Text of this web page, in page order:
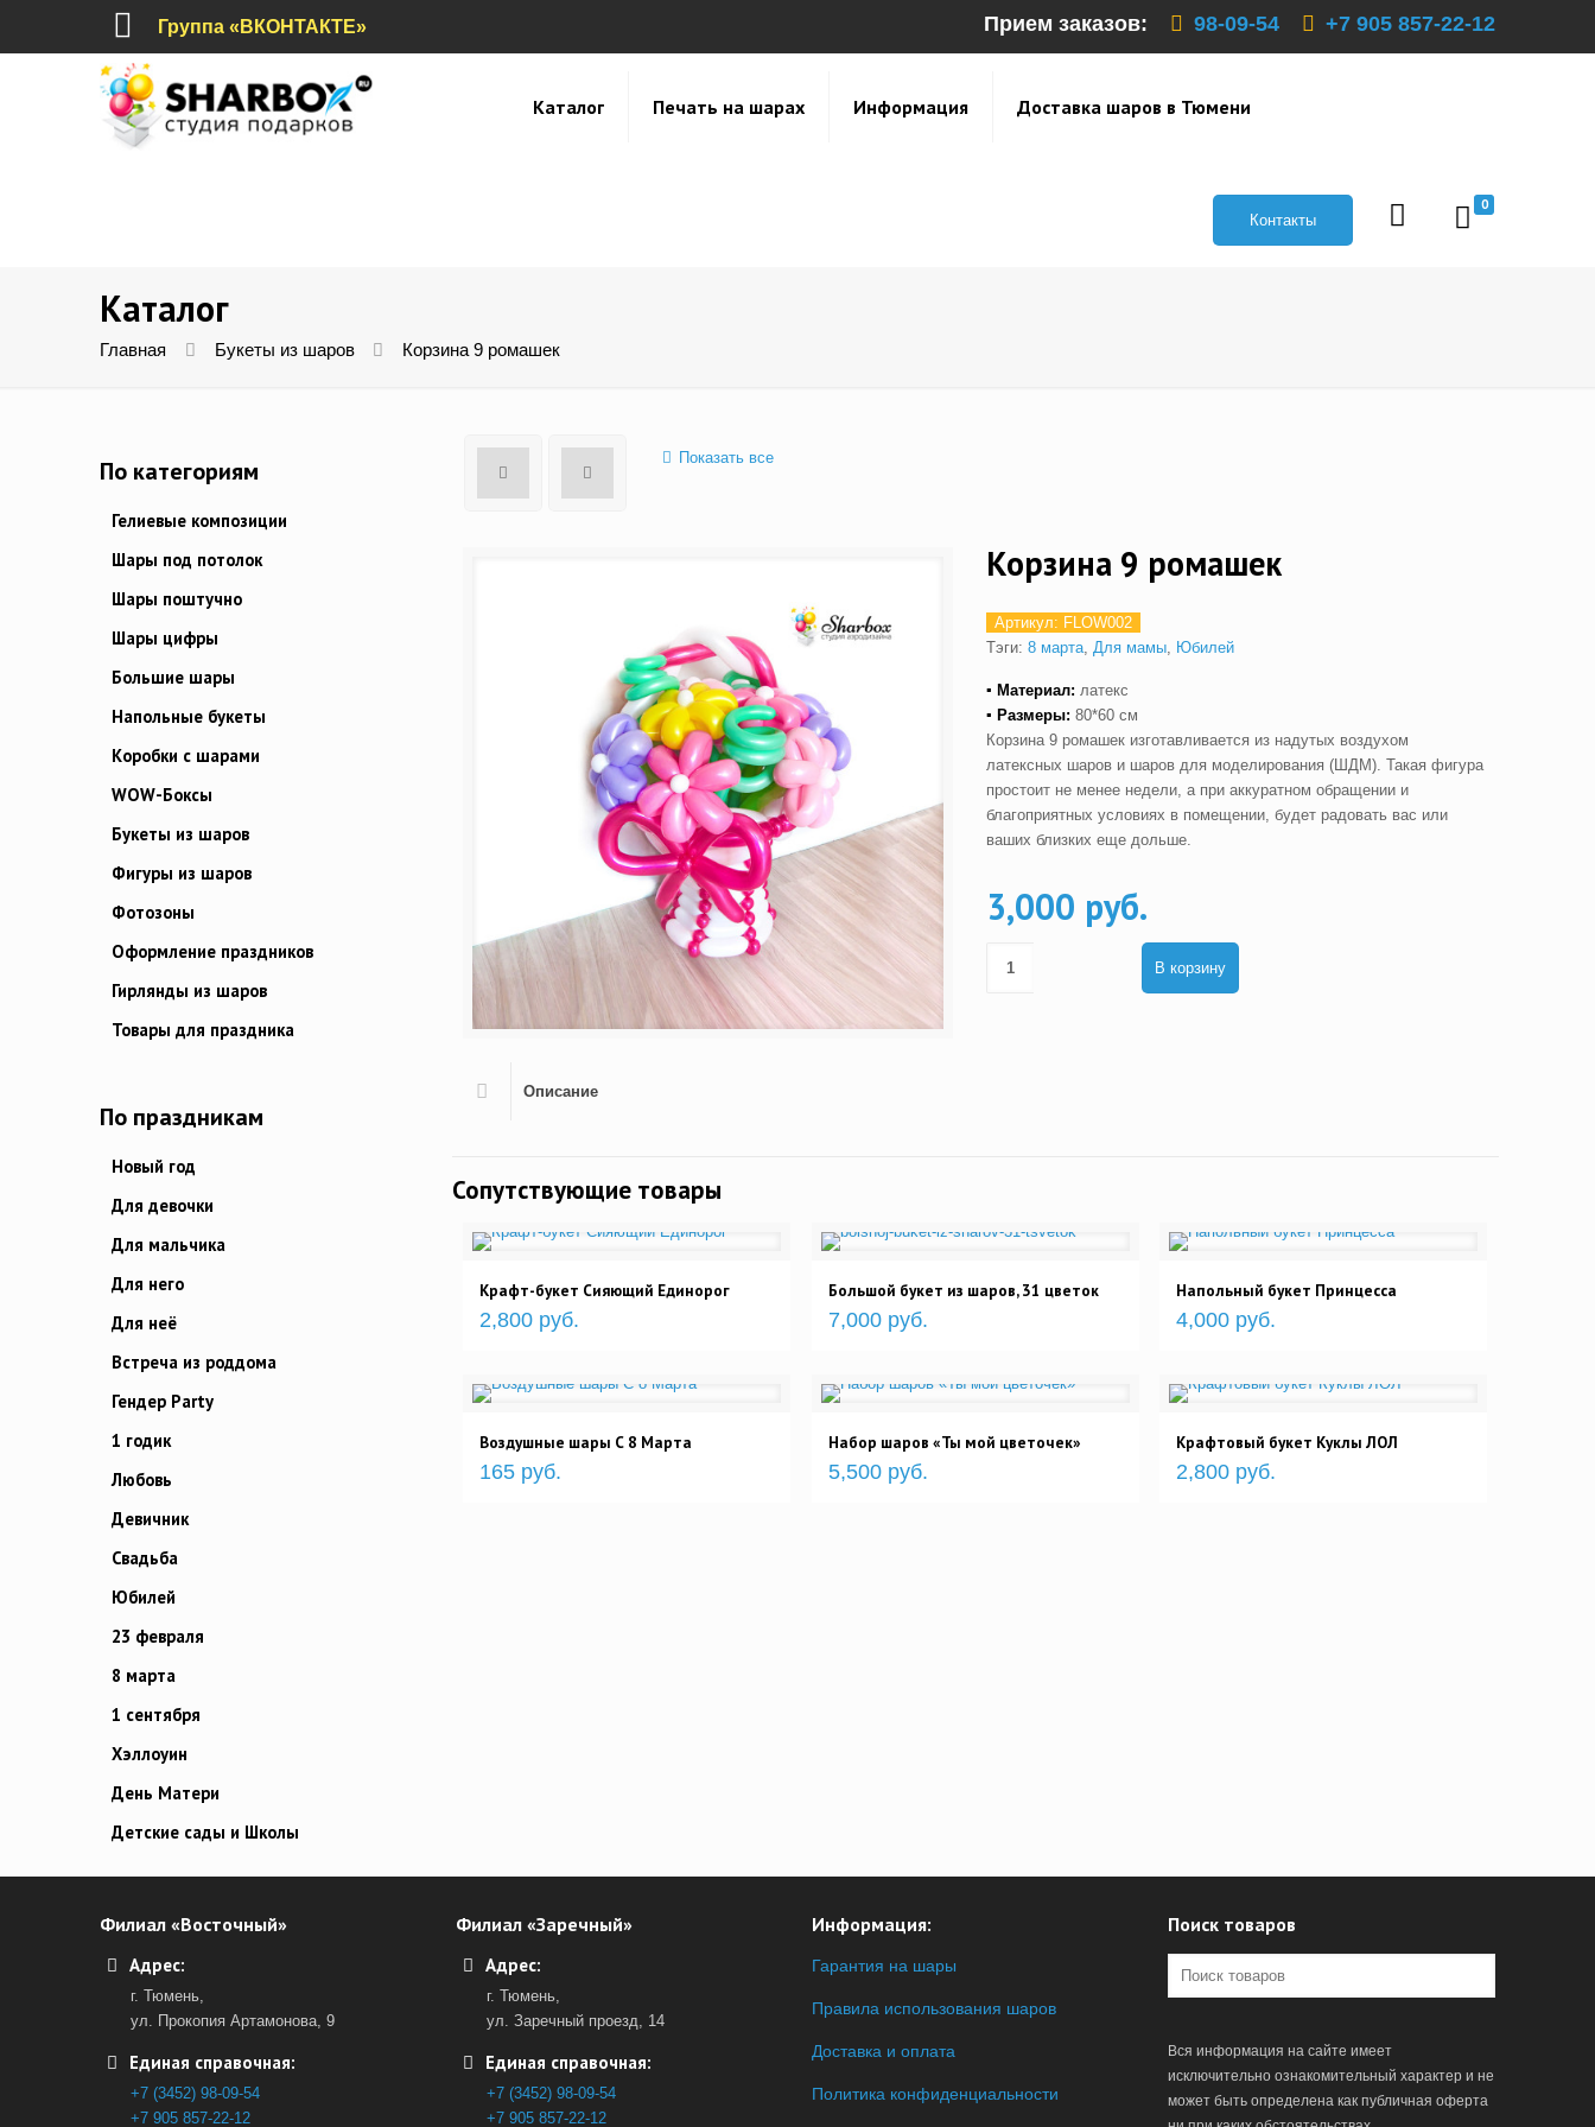
Прием заказов: 98-09-54 +7 905 857-22-12
Группа «ВКОНТАКТЕ»
Каталог Печать на шарах Информация Доставка шаров в Тюмени
0
Контакты
Каталог
Главная Букеты из шаров Корзина 9 ромашек
Показать все
Корзина 9 ромашек
Артикул: FLOW002
Тэги: 8 марта, Для мамы, Юбилей
▪ Материал: латекс
▪ Размеры: 80*60 см
Корзина 9 ромашек изготавливается из надутых воздухом
латексных шаров и шаров для моделирования (ШДМ). Такая фигура
простоит не менее недели, а при аккуратном обращении и
благоприятных условиях в помещении, будет радовать вас или
ваших близких еще дольше.
3,000 руб.
В корзину
Описание
Сопутствующие товары
Крафт-букет Сияющий Единорог
2,800 руб.
Большой букет из шаров, 31 цветок
7,000 руб.
Напольный букет Принцесса
4,000 руб.
Воздушные шары С 8 Марта
165 руб.
Набор шаров «Ты мой цветочек»
5,500 руб.
Крафтовый букет Куклы ЛОЛ
2,800 руб.
По категориям
Гелиевые композиции
Шары под потолок
Шары поштучно
Шары цифры
Большие шары
Напольные букеты
Коробки с шарами
WOW-Боксы
Букеты из шаров
Фигуры из шаров
Фотозоны
Оформление праздников
Гирлянды из шаров
Товары для праздника
По праздникам
Новый год
Для девочки
Для мальчика
Для него
Для неё
Встреча из роддома
Гендер Party
1 годик
Любовь
Девичник
Свадьба
Юбилей
23 февраля
8 марта
1 сентября
Хэллоуин
День Матери
Детские сады и Школы
Филиал «Восточный»
Адрес:
г. Тюмень,
ул. Прокопия Артамонова, 9
Единая справочная:
+7 (3452) 98-09-54
+7 905 857-22-12
Филиал «Заречный»
Адрес:
г. Тюмень,
ул. Заречный проезд, 14
Единая справочная:
+7 (3452) 98-09-54
+7 905 857-22-12
Информация:
Гарантия на шары
Правила использования шаров
Доставка и оплата
Политика конфиденциальности
Поиск товаров
Вся информация на сайте имеет
исключительно ознакомительный характер и не
может быть определена как публичная оферта